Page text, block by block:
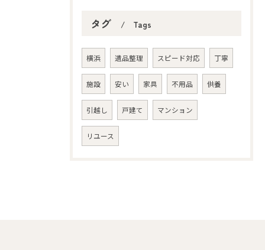
タグ Tags
横浜 遺品整理 スピード対応 丁寧
施設 安い 家具 不用品 供養
引越し 戸建て マンション
リユース